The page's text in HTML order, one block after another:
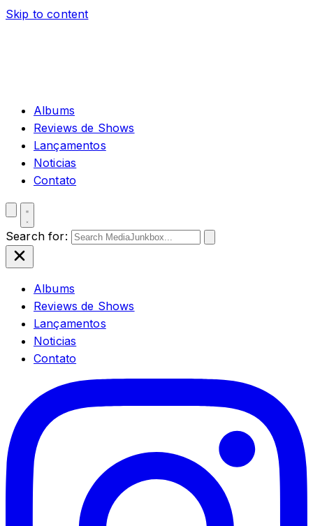
Skip to content
Albums
Reviews de Shows
Lançamentos
Noticias
Contato
Search for:
Albums
Reviews de Shows
Lançamentos
Noticias
Contato